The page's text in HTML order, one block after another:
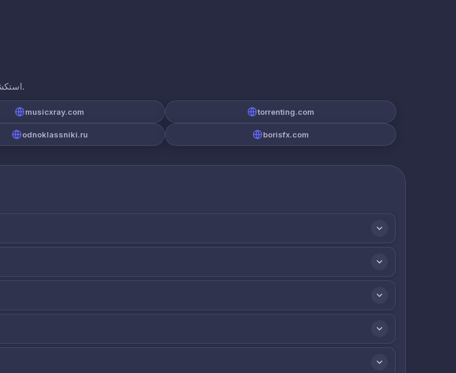
استكشف تقارير الاختراق للشركات الأخرى التي نتتبعها. انقر على أي نطاق لرؤية تعرضه.
musicxray.com torrenting.com
odnoklassniki.ru borisfx.com